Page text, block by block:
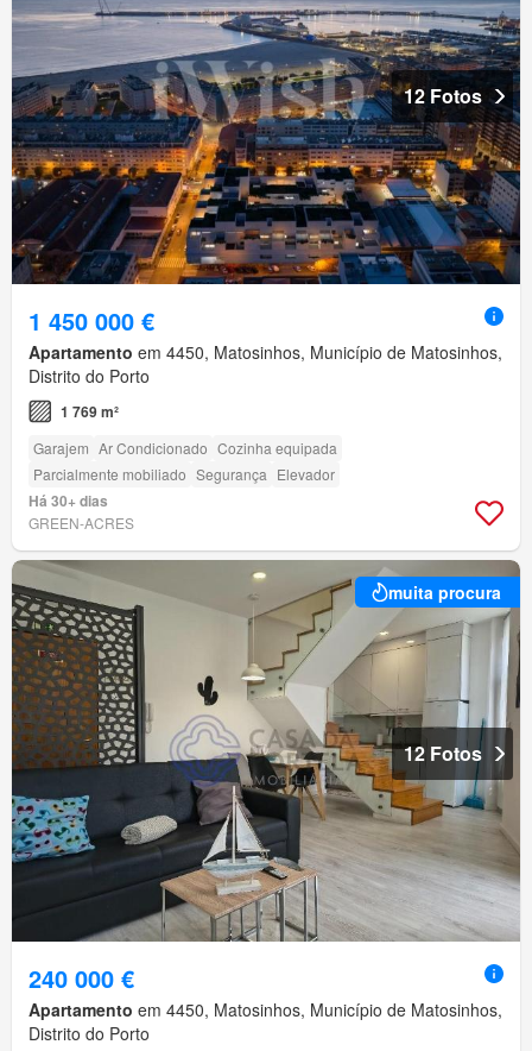
12 Fotos
1 450 000 €
Apartamento em 4450, Matosinhos, Município de Matosinhos,
Distrito do Porto
1 769 m²
Garajem Ar Condicionado Cozinha equipada
Parcialmente mobiliado Segurança Elevador
Há 30+ dias
GREEN-ACRES
muita procura
12 Fotos
240 000 €
Apartamento em 4450, Matosinhos, Município de Matosinhos,
Distrito do Porto